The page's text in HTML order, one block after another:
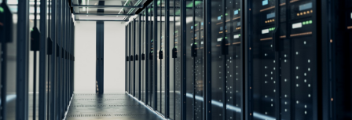
Nutanix HCI HPE DX
Nutanix HCI
HPE DL